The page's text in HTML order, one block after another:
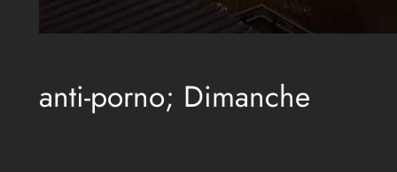
anti-porno; Dimanche